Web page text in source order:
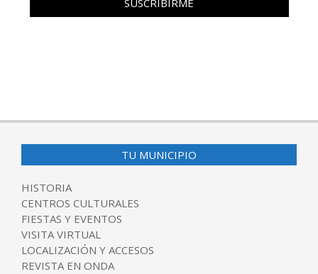
TU MUNICIPIO
HISTORIA
CENTROS CULTURALES
FIESTAS Y EVENTOS
VISITA VIRTUAL
LOCALIZACIÓN Y ACCESOS
REVISTA EN ONDA